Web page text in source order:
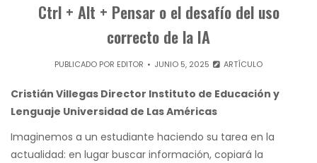
Ctrl + Alt + Pensar o el desafío del uso
correcto de la IA
PUBLICADO POR EDITOR JUNIO 5, 2025 ARTÍCULO
Cristián Villegas Director Instituto de Educación y
Lenguaje Universidad de Las Américas
Imaginemos a un estudiante haciendo su tarea en la
actualidad: en lugar buscar información, copiará la